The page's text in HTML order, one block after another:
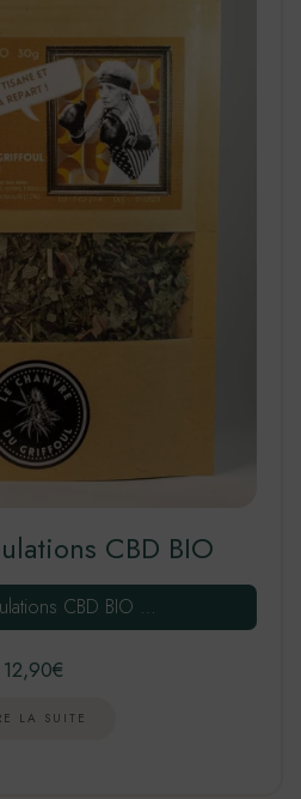
CBD BIO
CBD BIO …
12,90€
LA SUITE